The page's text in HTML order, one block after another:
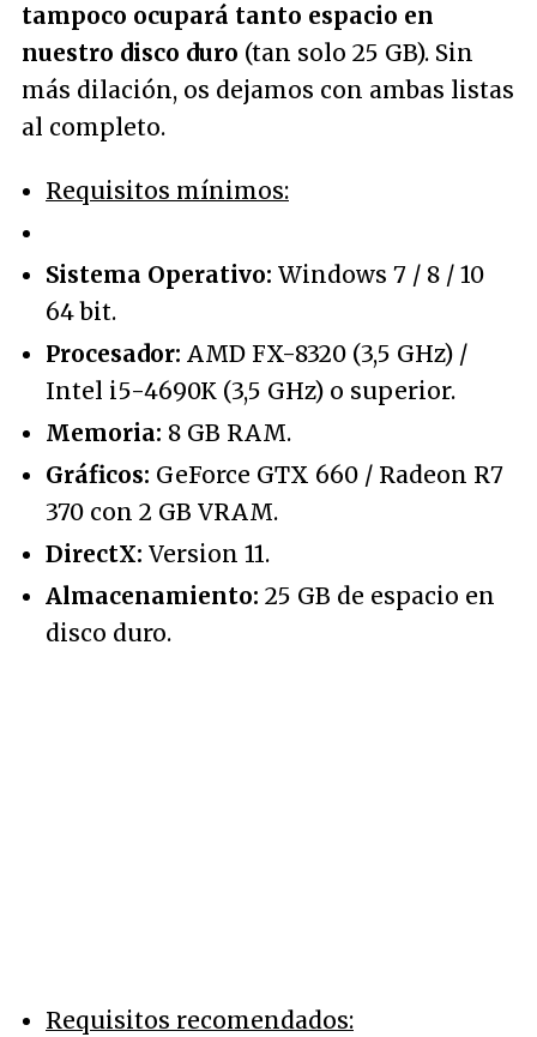
tampoco ocupará tanto espacio en
nuestro disco duro (tan solo 25 GB). Sin
más dilación, os dejamos con ambas listas
al completo.
Requisitos mínimos:
Sistema Operativo: Windows 7 / 8 / 10
64 bit.
Procesador: AMD FX-8320 (3,5 GHz) /
Intel i5-4690K (3,5 GHz) o superior.
Memoria: 8 GB RAM.
Gráficos: GeForce GTX 660 / Radeon R7
370 con 2 GB VRAM.
DirectX: Version 11.
Almacenamiento: 25 GB de espacio en
disco duro.
Requisitos recomendados: